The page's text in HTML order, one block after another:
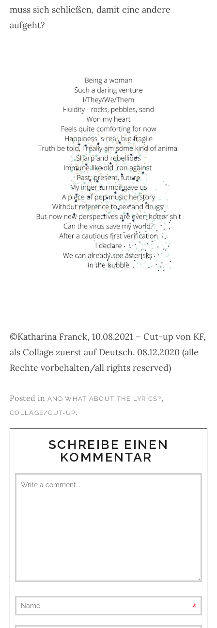
muss sich schließen, damit eine andere
aufgeht?
©Katharina Franck, 10.08.2021 – Cut-up von KF,
als Collage zuerst auf Deutsch. 08.12.2020 (alle
Rechte vorbehalten/all rights reserved)
Posted in AND WHAT ABOUT THE LYRICS?,
COLLAGE/CUT-UP.
SCHREIBE EINEN
KOMMENTAR